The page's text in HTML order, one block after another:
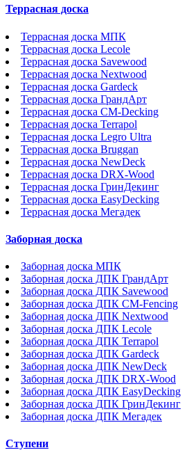
Террасная доска
Террасная доска МПК
Террасная доска Lecole
Террасная доска Savewood
Террасная доска Nextwood
Террасная доска Gardeck
Террасная доска ГрандАрт
Террасная доска CM-Decking
Террасная доска Terrapol
Террасная доска Legro Ultra
Террасная доска Bruggan
Террасная доска NewDeck
Террасная доска DRX-Wood
Террасная доска ГринДекинг
Террасная доска EasyDecking
Террасная доска Мегадек
Заборная доска
Заборная доска МПК
Заборная доска ДПК ГрандАрт
Заборная доска ДПК Savewood
Заборная доска ДПК CM-Fencing
Заборная доска ДПК Nextwood
Заборная доска ДПК Lecole
Заборная доска ДПК Terrapol
Заборная доска ДПК Gardeck
Заборная доска ДПК NewDeck
Заборная доска ДПК DRX-Wood
Заборная доска ДПК EasyDecking
Заборная доска ДПК ГринДекинг
Заборная доска ДПК Мегадек
Ступени